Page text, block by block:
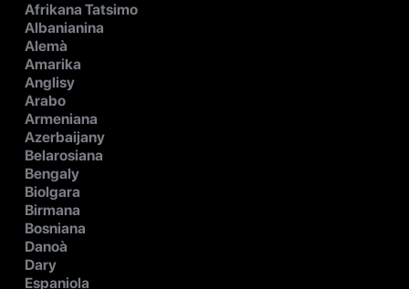
Afrikana Tatsimo
Albanianina
Alemà
Amarika
Anglisy
Arabo
Armeniana
Azerbaijany
Belarosiana
Bengaly
Biolgara
Birmana
Bosniana
Danoà
Dary
Espaniola